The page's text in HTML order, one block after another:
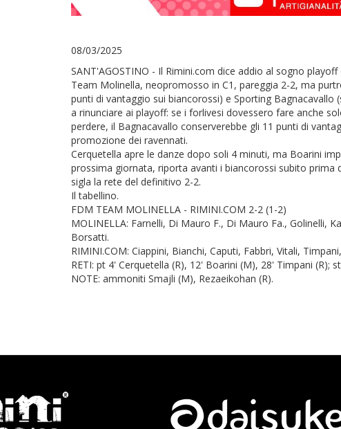
08/03/2025
SANT'AGOSTINO - Il Rimini.com dice addio al sogno
Team Molinella, neopromosso in C1, pareggia 2-2, ma
punti di vantaggio sui biancorossi) e Sporting
a rinunciare ai playoff: se i forlivesi dovessero fare anche
perdere, il Bagnacavallo conserverebbe gli 11 punti di
promozione dei ravennati.
Cerquetella apre le danze dopo soli 4 minuti, ma Boarini
prossima giornata, riporta avanti i biancorossi subito
sigla la rete del definitivo 2-2.
Il tabellino.
FDM TEAM MOLINELLA - RIMINI.COM 2-2 (1-2)
MOLINELLA: Farnelli, Di Mauro F., Di Mauro Fa., Golinelli,
Borsatti.
RIMINI.COM: Ciappini, Bianchi, Caputi, Fabbri, Vitali,
RETI: pt 4' Cerquetella (R), 12' Boarini (M), 28' Timpani (R);
NOTE: ammoniti Smajli (M), Rezaeikohan (R).